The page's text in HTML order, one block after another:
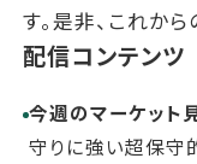
す。是非、これか
配信コンテンツ
今週のマーケット
守りに強い超保守